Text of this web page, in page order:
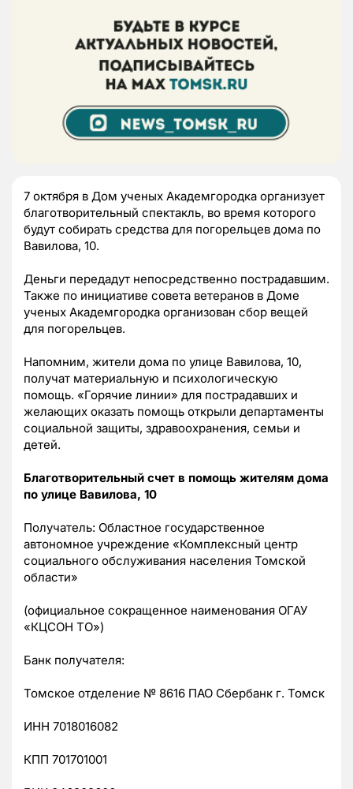
7 октября в Дом ученых Академгородка организует
благотворительный спектакль, во время которого
будут собирать средства для погорельцев дома по
Вавилова, 10.
Деньги передадут непосредственно пострадавшим.
Также по инициативе совета ветеранов в Доме
ученых Академгородка организован сбор вещей
для погорельцев.
Напомним, жители дома по улице Вавилова, 10,
получат материальную и психологическую
помощь. «Горячие линии» для пострадавших и
желающих оказать помощь открыли департаменты
социальной защиты, здравоохранения, семьи и
детей.
Благотворительный счет в помощь жителям дома
по улице Вавилова, 10
Получатель: Областное государственное
автономное учреждение «Комплексный центр
социального обслуживания населения Томской
области»
(официальное сокращенное наименования ОГАУ
«КЦСОН ТО»)
Банк получателя:
Томское отделение № 8616 ПАО Сбербанк г. Томск
ИНН 7018016082
КПП 701701001